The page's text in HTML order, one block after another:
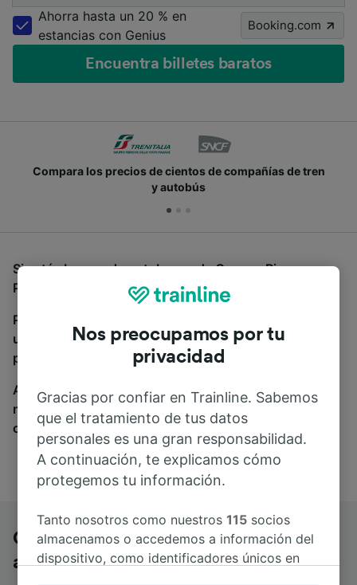
Ahorra hasta un 20 % en
estancias con Genius
Booking.com
Encuentra billetes baratos
Compara los precios de cientos de compañías de tren
y autobús
Si estás buscando autobuses de Genova Piazza
Principe a Bergamo, estás en el sitio adecuado.
Para encontrar billetes de autobús, simplemente haz
una búsqueda y nosotros compararemos horarios y
precios tanto de tren como de autobús.
A donde quiera que vayas, tu viaje empieza con
nosotros. Encuentra billetes de más de 170
compañías de tren y autobús.
Genova Piazza Principe a Bergamo en
autobús
Nos preocupamos por tu
privacidad
Gracias por confiar en Trainline. Sabemos
que el tratamiento de tus datos
personales es una gran responsabilidad.
A continuación, te explicamos cómo
protegemos tu información.
Tanto nosotros como nuestros115 socios
almacenamos o accedemos a información del
dispositivo, como identificadores únicos en